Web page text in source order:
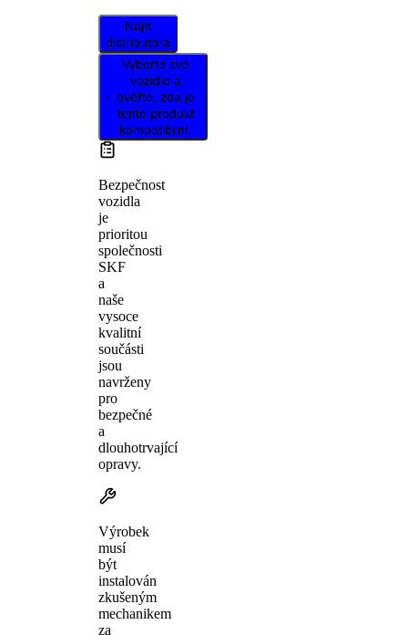
Najít
distributora
Vyberte své
vozidlo a
ověřte, zda je
tento produkt
kompatibilní.
Bezpečnost
vozidla
je
prioritou
společnosti
SKF
a
naše
vysoce
kvalitní
součásti
jsou
navrženy
pro
bezpečné
a
dlouhotrvající
opravy.
Výrobek
musí
být
instalován
zkušeným
mechanikem
za